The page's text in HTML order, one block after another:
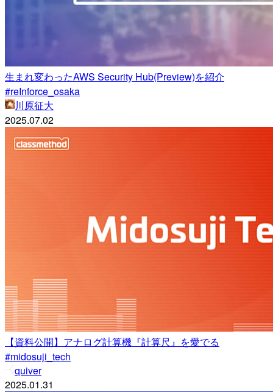
生まれ変わったAWS Security Hub(Preview)を紹介
#reInforce_osaka
川原征大
2025.07.02
【資料公開】アナログ計算機『計算尺』を愛でる
#midosuji_tech
quiver
2025.01.31